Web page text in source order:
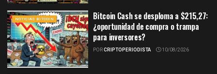
NOTICIAS BITCOIN
Bitcoin Cash se desploma a $215,27:
¿oportunidad de compra o trampa
para inversores?
PORCRIPTOPERIODISTA 10/08/2026